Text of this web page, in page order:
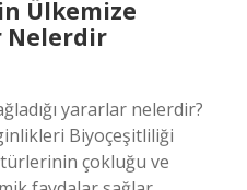
Ülkemize
Nelerdir
yararlar nelerdir?
Biyoçeşitliliği
çokluğu ve